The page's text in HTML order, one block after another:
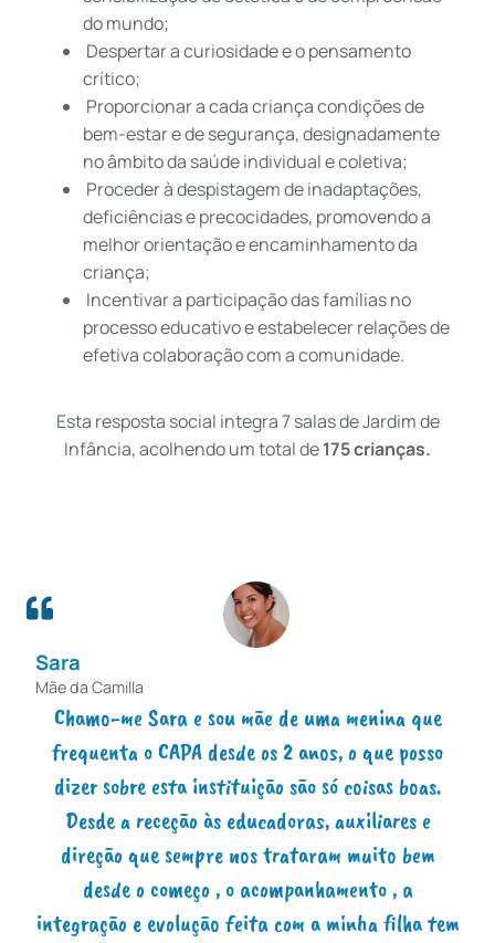
do mundo;
Despertar a curiosidade e o pensamento
crítico;
Proporcionar a cada criança condições de
bem-estar e de segurança, designadamente
no âmbito da saúde individual e coletiva;
Proceder à despistagem de inadaptações,
deficiências e precocidades, promovendo a
melhor orientação e encaminhamento da
criança;
Incentivar a participação das famílias no
processo educativo e estabelecer relações de
efetiva colaboração com a comunidade.
Esta resposta social integra 7 salas de Jardim de
Infância, acolhendo um total de175 crianças.
Sara
Mãe da Camilla
Chamo-me Sara e sou mãe de uma menina que
frequenta o CAPA desde os 2 anos, o que posso
dizer sobre esta instituição são só coisas boas.
Desde a receção às educadoras, auxiliares e
direção que sempre nos trataram muito bem
desde o começo , o acompanhamento , a
integração e evolução feita com a minha filha tem